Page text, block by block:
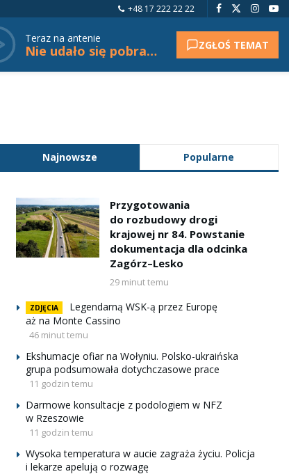
+48 17 222 22 22
Teraz na antenie
Nie udało się pobrać tytułu. ZGŁOŚ TEMAT
Najnowsze Popularne
Przygotowania
do rozbudowy drogi
krajowej nr 84. Powstanie
dokumentacja dla odcinka
Zagórz–Lesko
29 minut temu
ZDJĘCIA
Legendarną WSK-ą przez Europę
aż na Monte Cassino
46 minut temu
Ekshumacje ofiar na Wołyniu. Polsko-ukraińska
grupa podsumowała dotychczasowe prace
11 godzin temu
Darmowe konsultacje z podologiem w NFZ
w Rzeszowie
11 godzin temu
Wysoka temperatura w aucie zagraża życiu. Policja
i lekarze apelują o rozwagę